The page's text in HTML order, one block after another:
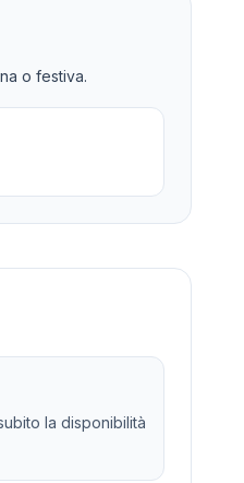
o festiva.
la disponibilità